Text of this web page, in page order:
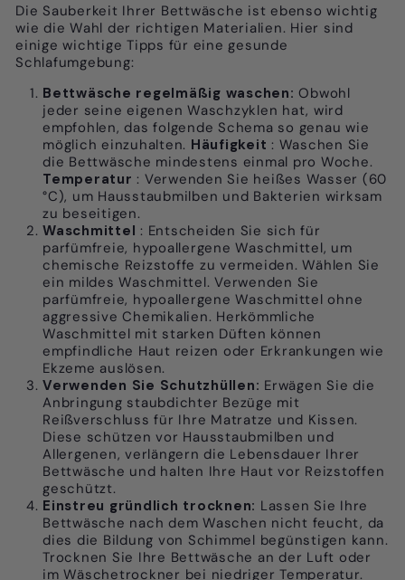
Die Sauberkeit Ihrer Bettwäsche ist ebenso wichtig
wie die Wahl der richtigen Materialien. Hier sind
einige wichtige Tipps für eine gesunde
Schlafumgebung:
Bettwäsche regelmäßig waschen: Obwohl
jeder seine eigenen Waschzyklen hat, wird
empfohlen, das folgende Schema so genau wie
möglich einzuhalten. Häufigkeit : Waschen Sie
die Bettwäsche mindestens einmal pro Woche.
Temperatur : Verwenden Sie heißes Wasser (60
°C), um Hausstaubmilben und Bakterien wirksam
zu beseitigen.
Waschmittel : Entscheiden Sie sich für
parfümfreie, hypoallergene Waschmittel, um
chemische Reizstoffe zu vermeiden.Wählen Sie
ein mildes Waschmittel. Verwenden Sie
parfümfreie, hypoallergene Waschmittel ohne
aggressive Chemikalien. Herkömmliche
Waschmittel mit starken Düften können
empfindliche Haut reizen oder Erkrankungen wie
Ekzeme auslösen.
Verwenden Sie Schutzhüllen: Erwägen Sie die
Anbringung staubdichter Bezüge mit
Reißverschluss für Ihre Matratze und Kissen.
Diese schützen vor Hausstaubmilben und
Allergenen, verlängern die Lebensdauer Ihrer
Bettwäsche und halten Ihre Haut vor Reizstoffen
geschützt.
Einstreu gründlich trocknen: Lassen Sie Ihre
Bettwäsche nach dem Waschen nicht feucht, da
dies die Bildung von Schimmel begünstigen kann.
Trocknen Sie Ihre Bettwäsche an der Luft oder
im Wäschetrockner bei niedriger Temperatur.